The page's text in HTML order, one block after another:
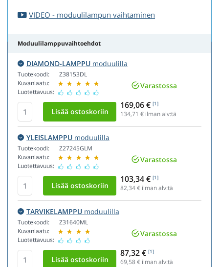
VIDEO - moduulilampun vaihtaminen
Moduulilamppuvaihtoehdot
DIAMOND-LAMPPU moduulilla
Tuotekoodi:
Kuvanlaatu:
Luotettavuus:
Z38153DL
Varastossa
169,06 € [1]
134,71 € ilman alv:tä
YLEISLAMPPU moduulilla
Tuotekoodi:
Kuvanlaatu:
Luotettavuus:
Z27245GLM
Varastossa
103,34 € [1]
82,34€ ilman alv:tä
TARVIKELAMPPU moduulilla
Tuotekoodi:
Kuvanlaatu:
Luotettavuus:
Z31640ML
Varastossa
87,32 € [1]
69,58€ ilman alv:tä